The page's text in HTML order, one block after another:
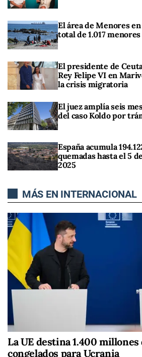
El área de Menores
total de 1.017
El presidente de
Rey Felipe VI en
la crisis migratoria
El juez amplía seis
del caso Koldo por
España acumula
quemadas hasta el 5
2025
MÁS EN INTERNACIONAL
La UE destina 1.400
congelados para Ucrania